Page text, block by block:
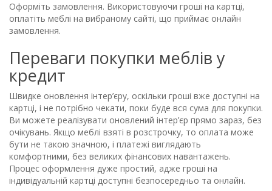
Оформіть замовлення. Використовуючи гроші на картці,
оплатіть меблі на вибраному сайті, що приймає онлайн
замовлення.
Переваги покупки меблів у
кредит
Швидке оновлення інтер’єру, оскільки гроші вже доступні на
картці, і не потрібно чекати, поки буде вся сума для покупки.
Ви можете реалізувати оновлений інтер’єр прямо зараз, без
очікувань. Якщо меблі взяті в розстрочку, то оплата може
бути не такою значною, і платежі виглядають
комфортними, без великих фінансових навантажень.
Процес оформлення дуже простий, адже гроші на
індивідуальній картці доступні безпосередньо та онлайн.